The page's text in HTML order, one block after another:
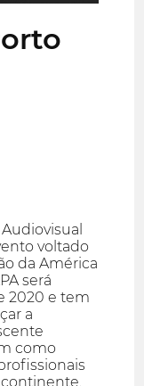
voltado
da América
será
2020 e tem
a
como